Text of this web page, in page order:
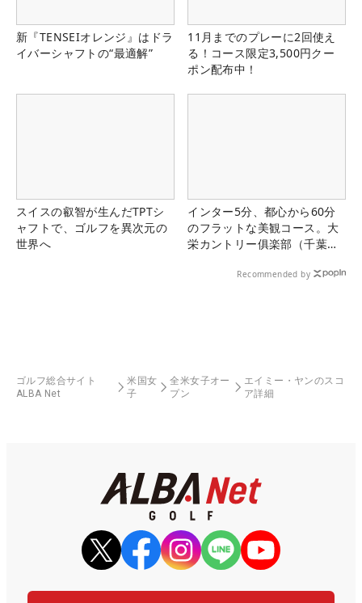
新『TENSEIオレンジ』はドラ
イバーシャフトの“最適解”
11月までのプレーに2回使え
る！コース限定3,500円クー
ポン配布中！
スイスの叡智が生んだTPTシ
ャフトで、ゴルフを異次元の
世界へ
インター5分、都心から60分
のフラットな美観コース。大
栄カントリー俱楽部（千葉
Recommended by
ゴルフ総合サイト
ALBA Net
米国女
子
全米女子オー
プン
エイミー・ヤンのスコ
ア詳細